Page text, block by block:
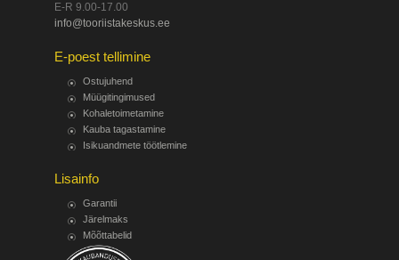
E-R 9.00-17.00
info@tooriistakeskus.ee
E-poest tellimine
Ostujuhend
Müügitingimused
Kohaletoimetamine
Kauba tagastamine
Isikuandmete töötlemine
Lisainfo
Garantii
Järelmaks
Mõõttabelid